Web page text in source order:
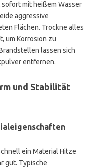
mit heißem Wasser
aggressive
Flächen. Trockne alles
um Korrosion zu
lassen sich
entfernen.
und Stabilität
ein Material Hitze
gut. Typische